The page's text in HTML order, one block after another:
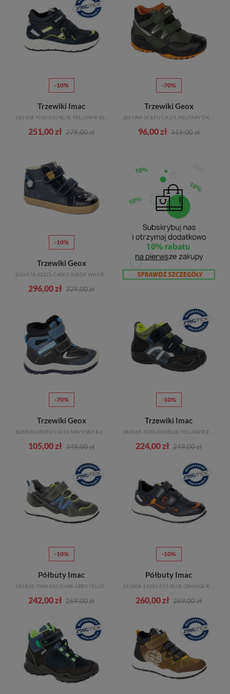
-10%
Trzewiki Imac
251,00 zł 279,00 zł
-70%
Trzewiki Geox
96,00 zł 319,00 zł
-10%
Trzewiki Geox
D26A7A 022CL C4002 SUEDE WAX R.23-27
296,00 zł 329,00 zł
-70%
Trzewiki Geox
105,00 zł 349,00 zł
-10%
Trzewiki Imac
224,00 zł 249,00 zł
-10%
Półbuty Imac
281828-7004-010 DARK GREY YELLOW R.28-35
242,00 zł 269,00 zł
-10%
Półbuty Imac
260,00 zł 289,00 zł